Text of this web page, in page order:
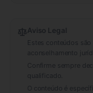
Aviso Legal
Estes conteúdos
aconselhamento
Confirme sempre
qualificado.
O conteúdo é